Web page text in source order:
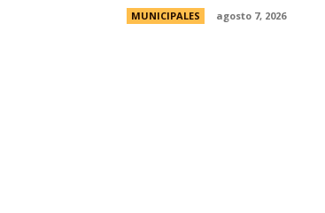
MUNICIPALES agosto 7, 2026